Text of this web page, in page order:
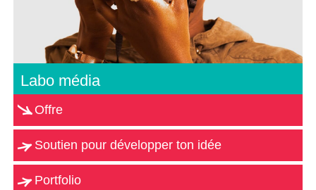
Labo média
Offre
Soutien pour développer ton idée
Portfolio